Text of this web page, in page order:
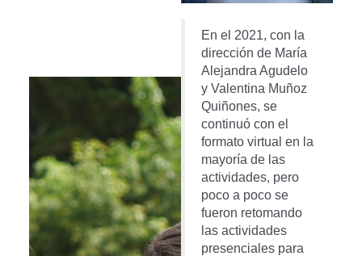
En el 2021, con la
dirección de María
Alejandra Agudelo
y Valentina Muñoz
Quiñones, se
continuó con el
formato virtual en la
mayoría de las
actividades, pero
poco a poco se
fueron retomando
las actividades
presenciales para